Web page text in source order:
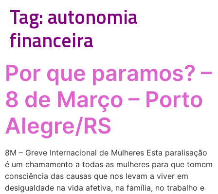
Tag:autonomia
financeira
Por que paramos? –
8 de Março – Porto
Alegre/RS
8M – Greve Internacional de Mulheres Esta paralisação
é um chamamento a todas as mulheres para que tomem
consciência das causas que nos levam a viver em
desigualdade na vida afetiva, na família, no trabalho e